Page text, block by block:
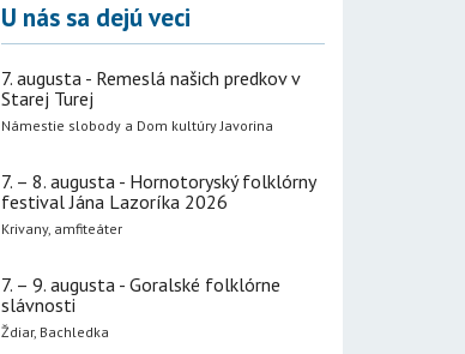
U nás sa dejú veci
7. augusta - Remeslá našich predkov v
Starej Turej
Námestie slobody a Dom kultúry Javorina
7. – 8. augusta - Hornotoryský folklórny
festival Jána Lazoríka 2026
Krivany, amfiteáter
7. – 9. augusta - Goralské folklórne
slávnosti
Ždiar, Bachledka